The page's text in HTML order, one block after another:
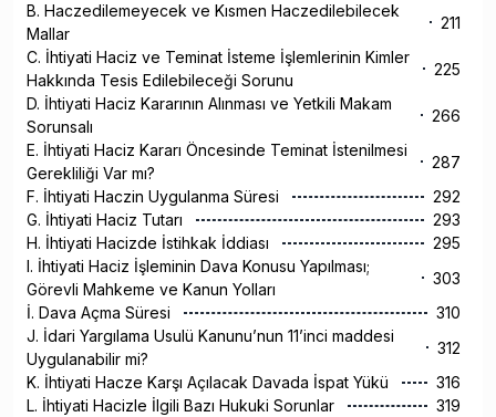
B. Haczedilemeyecek ve Kısmen Haczedilebilecek
Mallar
211
C. İhtiyati Haciz ve Teminat İsteme İşlemlerinin Kimler
Hakkında Tesis Edilebileceği Sorunu
225
D. İhtiyati Haciz Kararının Alınması ve Yetkili Makam
Sorunsalı
266
E. İhtiyati Haciz Kararı Öncesinde Teminat İstenilmesi
Gerekliliği Var mı?
287
F. İhtiyati Haczin Uygulanma Süresi
292
G. İhtiyati Haciz Tutarı
293
H. İhtiyati Hacizde İstihkak İddiası
295
I. İhtiyati Haciz İşleminin Dava Konusu Yapılması;
Görevli Mahkeme ve Kanun Yolları
303
İ. Dava Açma Süresi
310
J. İdari Yargılama Usulü Kanunu’nun 11’inci maddesi
Uygulanabilir mi?
312
K. İhtiyati Hacze Karşı Açılacak Davada İspat Yükü
316
L. İhtiyati Hacizle İlgili Bazı Hukuki Sorunlar
319